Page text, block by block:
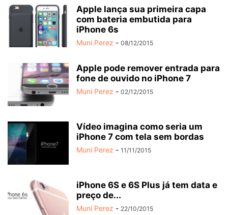
Apple lança sua primeira capa
com bateria embutida para
iPhone 6s
Muni Perez - 08/12/2015
Apple pode remover entrada para
fone de ouvido no iPhone 7
Muni Perez - 02/12/2015
Vídeo imagina como seria um
iPhone 7 com tela sem bordas
Muni Perez - 11/11/2015
iPhone 6S e 6S Plus já tem data e
preço de...
Muni Perez - 22/10/2015